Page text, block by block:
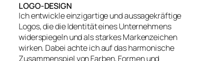
LOGO-DESIGN
Ich entwickle einzigartige und aussagekräftige
Logos, die die Identität eines Unternehmens
widerspiegeln und als starkes Markenzeichen
wirken. Dabei achte ich auf das harmonische
Zusammenspiel von Farben, Formen und